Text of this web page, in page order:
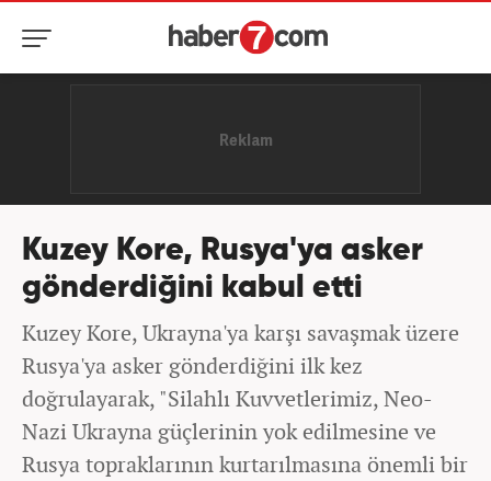
Kuzey Kore, Rusya'ya asker
gönderdiğini kabul etti
Kuzey Kore, Ukrayna'ya karşı savaşmak üzere
Rusya'ya asker gönderdiğini ilk kez
doğrulayarak, "Silahlı Kuvvetlerimiz, Neo-
Nazi Ukrayna güçlerinin yok edilmesine ve
Rusya topraklarının kurtarılmasına önemli bir